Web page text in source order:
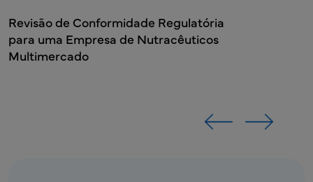
Revisão de Conformidade Regulatória
para uma Empresa de Nutracêuticos
Multimercado